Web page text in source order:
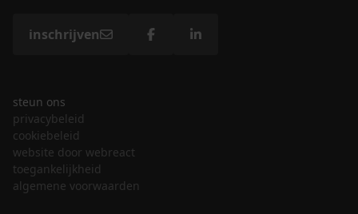
inschrijven
steun ons
privacybeleid
cookiebeleid
website door webreact
toegankelijkheid
algemene voorwaarden